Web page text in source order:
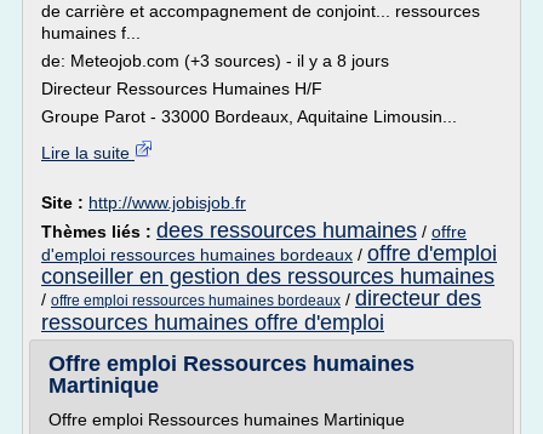
de carrière et accompagnement de conjoint... ressources
humaines f...
de: Meteojob.com (+3 sources) - il y a 8 jours
Directeur Ressources Humaines H/F
Groupe Parot - 33000 Bordeaux, Aquitaine Limousin...
Lire la suite
Site : http://www.jobisjob.fr
Thèmes liés : dees ressources humaines / offre
d'emploi ressources humaines bordeaux / offre d'emploi
conseiller en gestion des ressources humaines
/ offre emploi ressources humaines bordeaux / directeur des
ressources humaines offre d'emploi
Offre emploi Ressources humaines
Martinique
Offre emploi Ressources humaines Martinique